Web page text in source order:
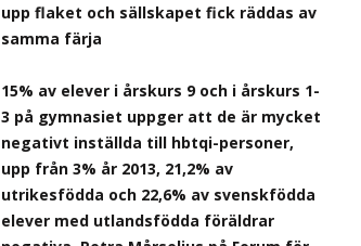
upp flaket och sällskapet fick räddas av
samma färja
15% av elever i årskurs 9 och i årskurs 1-
3 på gymnasiet uppger att de är mycket
negativt inställda till hbtqi-personer,
upp från 3% år 2013, 21,2% av
utrikesfödda och 22,6% av svenskfödda
elever med utlandsfödda föräldrar